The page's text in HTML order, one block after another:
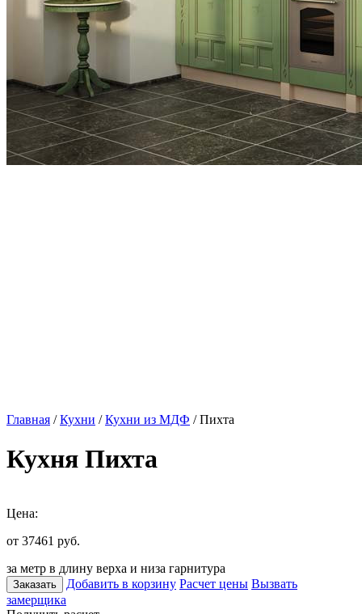
Главная /Кухни /Кухни из МДФ / Пихта
Кухня Пихта
Цена:
от 37461 руб.
за метр в длину верха и низа гарнитура
Заказать Добавить в корзину Расчет цены Вызвать
замерщика